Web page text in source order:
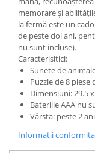
Mobilier gradinita
Montessori
Spații de joacă
Educatie inovativa
Anatomie
Comunicare
Dezvoltare timpurie
Experimente
memorare și
la fermă este un
de peste doi ani,
nu sunt incluse).
Caracterisitici:
Sunete de
Puzzle de 8
Dimensiuni: 29.5
Bateriile AAA nu
Vârsta: peste 2
Informatii